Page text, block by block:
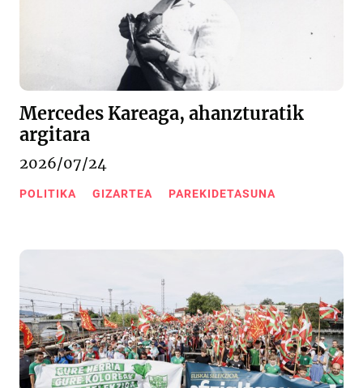
Mercedes Kareaga, ahanzturatik
argitara
2026/07/24
POLITIKA GIZARTEA PAREKIDETASUNA